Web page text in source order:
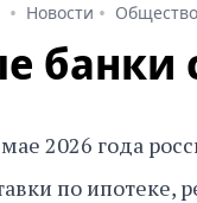
Новости Общество
банки
2026 года
по ипотеке,